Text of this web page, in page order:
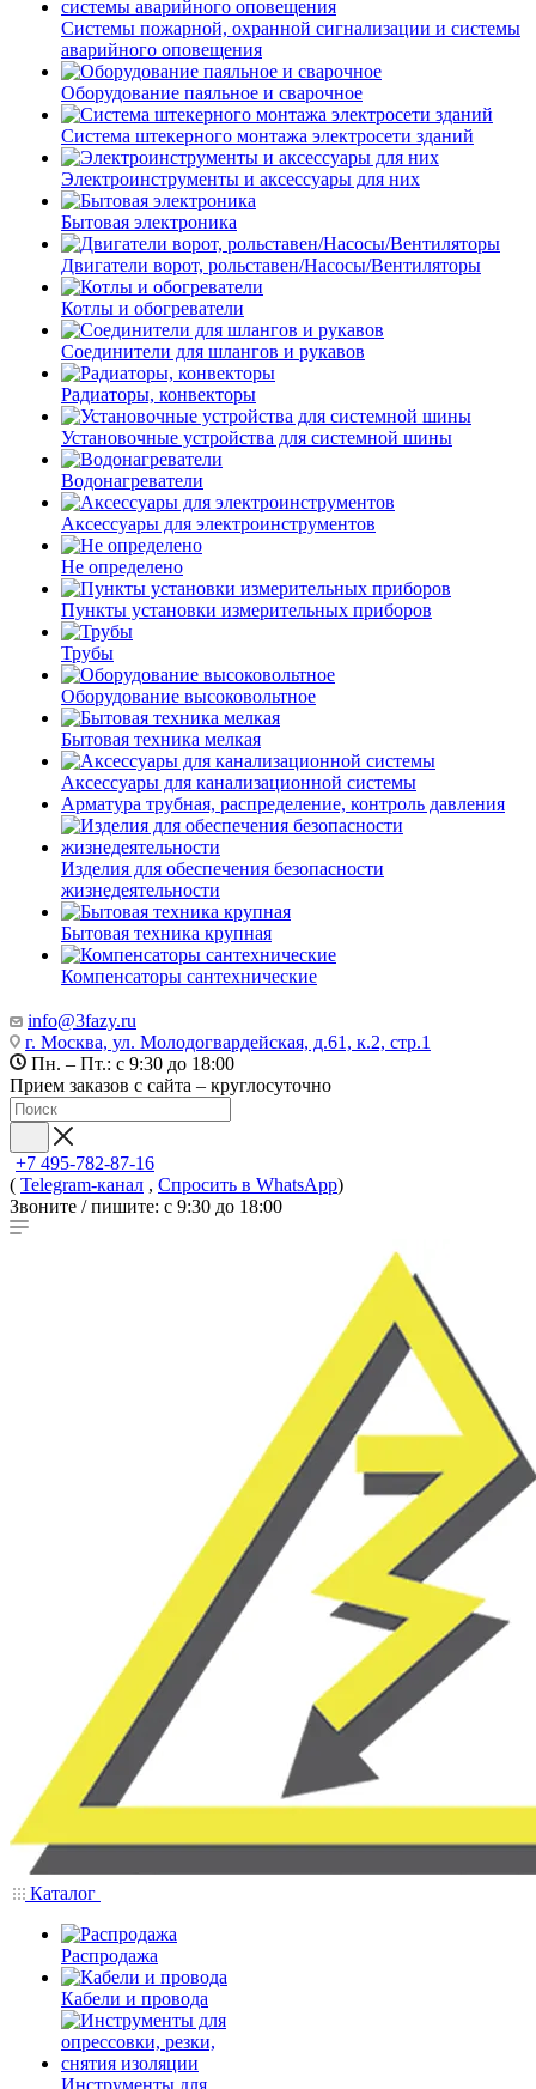
Системы пожарной, охранной сигнализации и системы
аварийного оповещения
Оборудование паяльное и сварочное
Система штекерного монтажа электросети зданий
Электроинструменты и аксессуары для них
Бытовая электроника
Двигатели ворот, рольставен/Насосы/Вентиляторы
Котлы и обогреватели
Соединители для шлангов и рукавов
Радиаторы, конвекторы
Установочные устройства для системной шины
Водонагреватели
Аксессуары для электроинструментов
Не определено
Пункты установки измерительных приборов
Трубы
Оборудование высоковольтное
Бытовая техника мелкая
Аксессуары для канализационной системы
Арматура трубная, распределение, контроль давления
Изделия для обеспечения безопасности
жизнедеятельности
Бытовая техника крупная
Компенсаторы сантехнические
info@3fazy.ru
г. Москва, ул. Молодогвардейская, д.61, к.2, стр.1
Пн. – Пт.: с 9:30 до 18:00
Прием заказов с сайта – круглосуточно
+7 495-782-87-16
( Telegram-канал , Спросить в WhatsApp)
Звоните / пишите: с 9:30 до 18:00
Каталог
Распродажа
Кабели и провода
Инструменты для